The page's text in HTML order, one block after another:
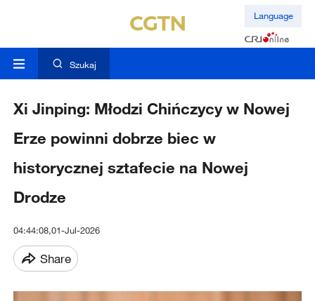
Language
Szukaj
Xi Jinping: Młodzi Chińczycy w Nowej
Erze powinni dobrze biec w
historycznej sztafecie na Nowej
Drodze
04:44:08,01-Jul-2026
Share